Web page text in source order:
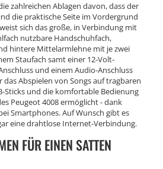
zahlreichen Ablagen davon, dass der
die praktische Seite im Vordergrund
sich das große, in Verbindung mit
nutzbare Handschuhfach,
hintere Mittelarmlehne mit je zwei
Staufach samt einer 12-Volt-
und einem Audio-Anschluss
Abspielen von Songs auf tragbaren
Sticks und die komfortable Bedienung
Peugeot 4008 ermöglicht - dank
Smartphones. Auf Wunsch gibt es
eine drahtlose Internet-Verbindung.
FÜR EINEN SATTEN